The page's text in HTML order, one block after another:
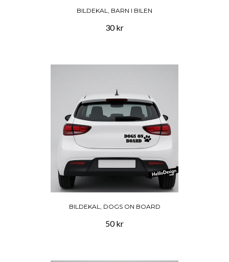
BILDEKAL, BARN I BILEN
30 kr
BILDEKAL, DOGS ON BOARD
50 kr